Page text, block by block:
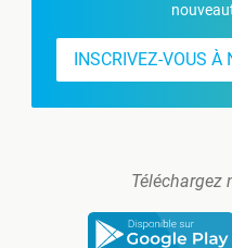
INSCRIVEZ-VOUS
Téléchargez